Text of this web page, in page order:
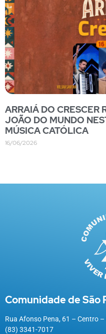
ARRAIÁ DO CRESCER
JOÃO DO MUNDO
MÚSICA CATÓLICA
16/06/2026
Comunidade de São
Rua Afonso Pena, 61 – Centro
(83) 3341-7017